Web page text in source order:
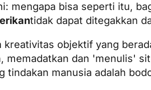
mengapa bisa seperti itu,
tidak dapat ditegakkan
kreativitas objektif yang
memadatkan dan 'menulis'
tindakan manusia adalah